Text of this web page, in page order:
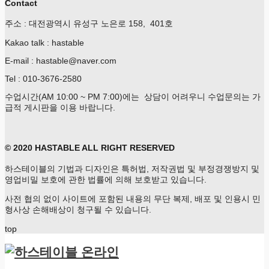
Contact
주소 : 대전광역시 유성구 노은로 158, 401호
Kakao talk : hastable
E-mail : hastable@naver.com
Tel : 010-3676-2580
수업시간(AM 10:00 ~ PM 7:00)에는 상담이 어려우니 수업문의는 가
급적 게시판을 이용 바랍니다.
© 2020 HASTABLE ALL RIGHT RESERVED
하스테이블의 기법과 디자인은 특허법, 저작권법 및 부정경쟁방지 및
영업비밀 보호에 관한 법률에 의해 보호받고 있습니다.
사전 협의 없이 사이트에 포함된 내용의 무단 복제, 배포 및 인용시 민
형사상 손해배상이 청구될 수 있습니다.
top